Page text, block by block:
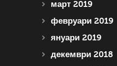
март 2019
февруари 2019
януари 2019
декември 2018